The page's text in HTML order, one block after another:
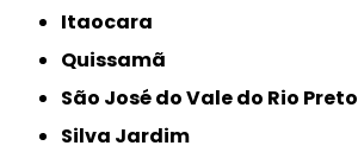
Itaocara
Quissamã
São José do Vale do Rio Preto
Silva Jardim